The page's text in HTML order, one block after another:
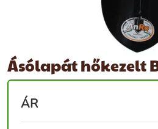
Ásólapát hőkezelt
ÁR